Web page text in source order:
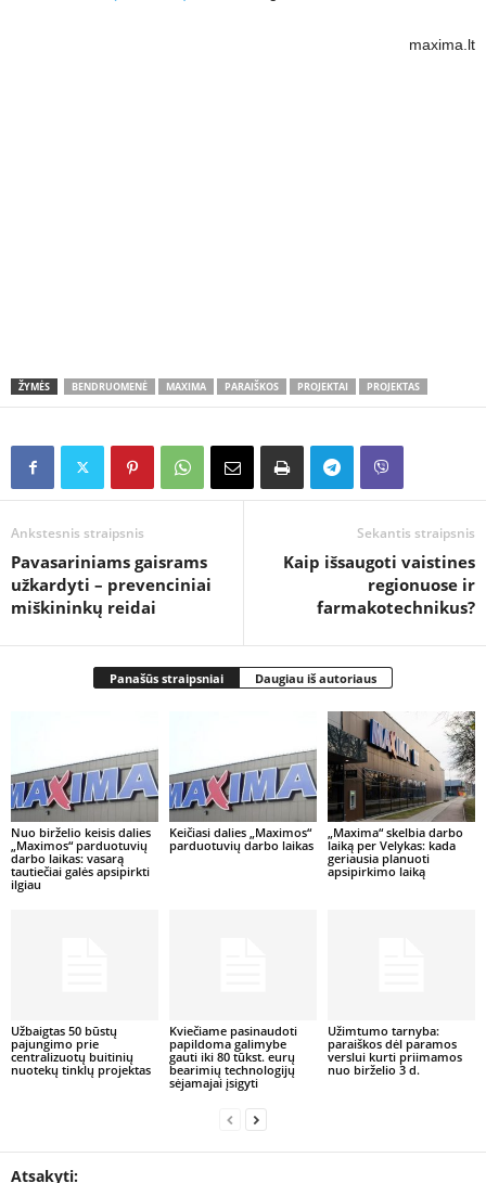
maxima.lt
ŽYMĖS BENDRUOMENĖ MAXIMA PARAIŠKOS PROJEKTAI PROJEKTAS
Ankstesnis straipsnis
Pavasariniams gaisrams
užkardyti – prevenciniai
miškininkų reidai
Sekantis straipsnis
Kaip išsaugoti vaistines
regionuose ir
farmakotechnikus?
Panašūs straipsniai Daugiau iš autoriaus
Nuo birželio keisis dalies
„Maximos“ parduotuvių
darbo laikas: vasarą
tautiečiai galės apsipirkti
ilgiau
Keičiasi dalies „Maximos“
parduotuvių darbo laikas
„Maxima“ skelbia darbo
laiką per Velykas: kada
geriausia planuoti
apsipirkimo laiką
Užbaigtas 50 būstų
pajungimo prie
centralizuotų buitinių
nuotekų tinklų projektas
Kviečiame pasinaudoti
papildoma galimybe
gauti iki 80 tūkst. eurų
bearimių technologijų
sėjamajai įsigyti
Užimtumo tarnyba:
paraiškos dėl paramos
verslui kurti priimamos
nuo birželio 3 d.
Atsakyti: